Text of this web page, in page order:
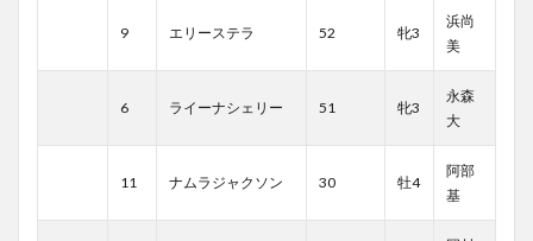
9 エリーステラ 52 牝3
浜尚
美
6 ライーナシェリー 51 牝3
永森
大
11 ナムラジャクソン 30 牡4
阿部
基